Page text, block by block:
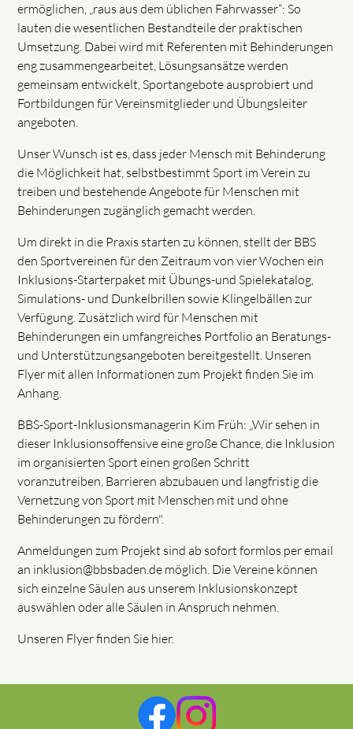
ermöglichen, „raus aus dem üblichen Fahrwasser“: So
lauten die wesentlichen Bestandteile der praktischen
Umsetzung. Dabei wird mit Referenten mit Behinderungen
eng zusammengearbeitet, Lösungsansätze werden
gemeinsam entwickelt, Sportangebote ausprobiert und
Fortbildungen für Vereinsmitglieder und Übungsleiter
angeboten.
Unser Wunsch ist es, dass jeder Mensch mit Behinderung
die Möglichkeit hat, selbstbestimmt Sport im Verein zu
treiben und bestehende Angebote für Menschen mit
Behinderungen zugänglich gemacht werden.
Um direkt in die Praxis starten zu können, stellt der BBS
den Sportvereinen für den Zeitraum von vier Wochen ein
Inklusions-Starterpaket mit Übungs-und Spielekatalog,
Simulations- und Dunkelbrillen sowie Klingelbällen zur
Verfügung. Zusätzlich wird für Menschen mit
Behinderungen ein umfangreiches Portfolio an Beratungs-
und Unterstützungsangeboten bereitgestellt. Unseren
Flyer mit allen Informationen zum Projekt finden Sie im
Anhang.
BBS-Sport-Inklusionsmanagerin Kim Früh: „Wir sehen in
dieser Inklusionsoffensive eine große Chance, die Inklusion
im organisierten Sport einen großen Schritt
voranzutreiben, Barrieren abzubauen und langfristig die
Vernetzung von Sport mit Menschen mit und ohne
Behinderungen zu fördern".
Anmeldungen zum Projekt sind ab sofort formlos per email
an inklusion@bbsbaden.de möglich. Die Vereine können
sich einzelne Säulen aus unserem Inklusionskonzept
auswählen oder alle Säulen in Anspruch nehmen.
Unseren Flyer finden Sie hier.